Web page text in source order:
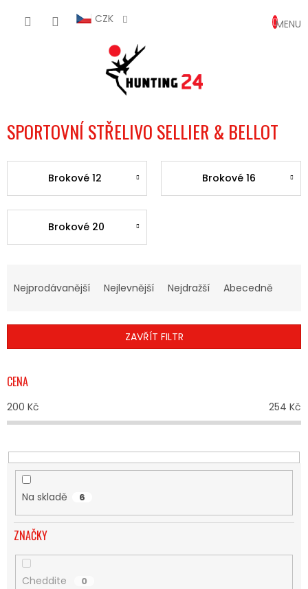
CZK
KOŠÍK
SPORTOVNÍ STŘELIVO SELLIER & BELLOT
Brokové 12 Brokové 16
Brokové 20
N
Í
R
O
D
U
T
Ů
Nejprodávanější Nejlevnější Nejdražší Abecedně
ZAVŘÍT FILTR
CENA
200 Kč 254 Kč
Na skladě 6
ZNAČKY
Cheddite 0